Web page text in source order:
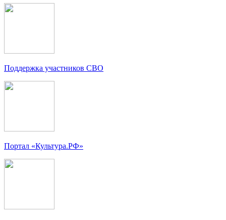
Поддержка участников СВО
Портал «Культура.РФ»